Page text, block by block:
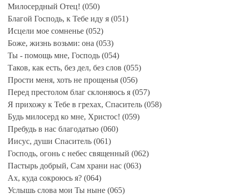
Милосердный Отец! (050)
Благой Господь, к Тебе иду я (051)
Исцели мое сомненье (052)
Боже, жизнь возьми: она (053)
Ты - помощь мне, Господь (054)
Таков, как есть, без дел, без слов (055)
Прости меня, хоть не прощенья (056)
Перед престолом благ склоняюсь я (057)
Я прихожу к Тебе в грехах, Спаситель (058)
Будь милосерд ко мне, Христос! (059)
Пребудь в нас благодатью (060)
Иисус, души Спаситель (061)
Господь, огонь с небес священный (062)
Пастырь добрый, Сам храни нас (063)
Ах, куда сокроюсь я? (064)
Услышь слова мои Ты ныне (065)